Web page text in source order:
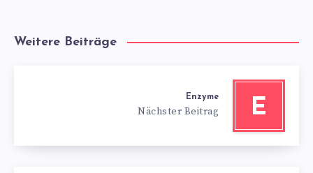
Weitere Beiträge
E
Enzyme
Nächster Beitrag